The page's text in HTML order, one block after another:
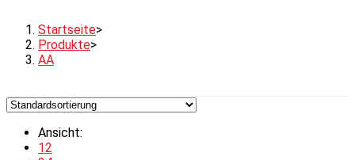
Startseite>
Produkte>
AA
Ansicht:
12